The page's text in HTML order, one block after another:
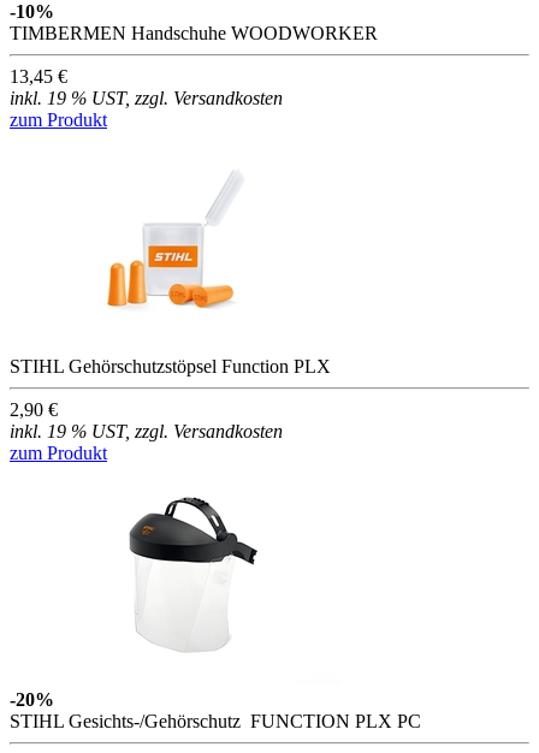
-10%
TIMBERMEN Handschuhe WOODWORKER
13,45 €
inkl. 19 % UST, zzgl. Versandkosten
zum Produkt
STIHL Gehörschutzstöpsel Function PLX
2,90 €
inkl. 19 % UST, zzgl. Versandkosten
zum Produkt
-20%
STIHL Gesichts-/Gehörschutz FUNCTION PLX PC